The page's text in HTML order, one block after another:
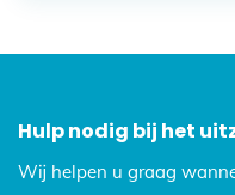
Hulp nodig bij het
Wij helpen u graag